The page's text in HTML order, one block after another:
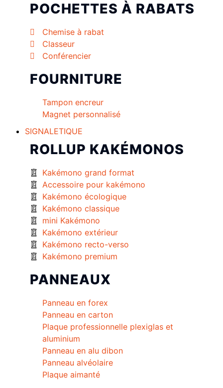
POCHETTES À RABATS
Chemise à rabat
Classeur
Conférencier
FOURNITURE
Tampon encreur
Magnet personnalisé
SIGNALETIQUE
ROLLUP KAKÉMONOS
Kakémono grand format
Accessoire pour kakémono
Kakémono écologique
Kakémono classique
mini Kakémono
Kakémono extérieur
Kakémono recto-verso
Kakémono premium
PANNEAUX
Panneau en forex
Panneau en carton
Plaque professionnelle plexiglas et
aluminium
Panneau en alu dibon
Panneau alvéolaire
Plaque aimanté